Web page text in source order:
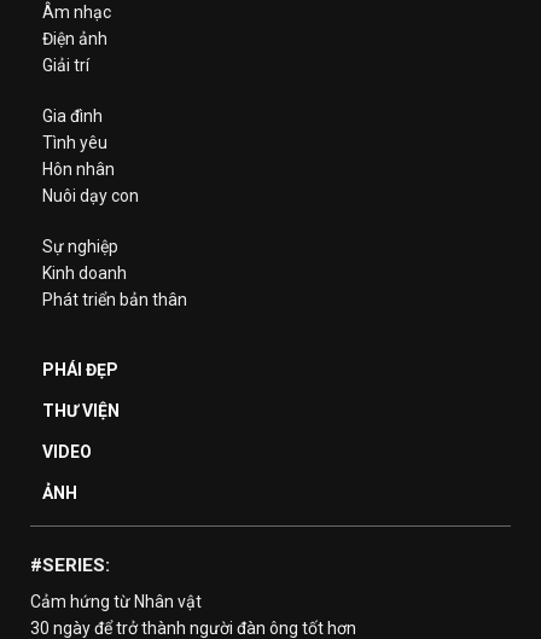
Âm nhạc
Điện ảnh
Giải trí
Gia đình
Tình yêu
Hôn nhân
Nuôi dạy con
Sự nghiệp
Kinh doanh
Phát triển bản thân
PHÁI ĐẸP
THƯ VIỆN
VIDEO
ẢNH
#SERIES:
Cảm hứng từ Nhân vật
30 ngày để trở thành người đàn ông tốt hơn